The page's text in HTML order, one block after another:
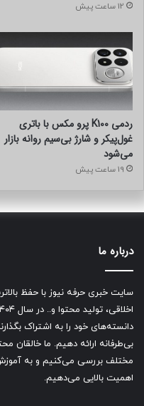
12 ساعت پیش
ردمی K100 پرو مکس با باتری
غول‌پیکر و شارژ بی‌سیم روانه بازار
می‌شود
19 ساعت پیش
درباره ما
سایت خبری حرفه نیوز با حفظ
دانسته‌های خود را به اشتراک
بی‌طرفانه ارائه دهیم. ما خالقان
مختلف بررسی می‌کنیم و به
اهمیت بالایی می‌دهیم.